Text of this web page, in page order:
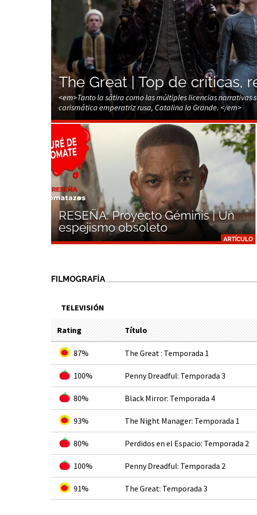
The Great | Top de críticas,
<em>Tanto la sátira como las múltiples licencias narrativas
carismática emperatriz rusa, Catalina la Grande. </em>
ARTÍCULO
RESEÑA: Proyecto Géminis | Un
espejismo obsoleto
FILMOGRAFÍA
TELEVISIÓN
Rating Título
87% The Great : Temporada 1
100% Penny Dreadful: Temporada 3
80% Black Mirror: Temporada 4
93% The Night Manager: Temporada 1
80% Perdidos en el Espacio: Temporada 2
100% Penny Dreadful: Temporada 2
91% The Great: Temporada 3